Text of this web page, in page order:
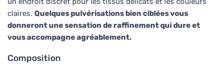
claires. Quelques pulvérisations bien ciblées vous
donneront une sensation de raffinement qui dure et
vous accompagne agréablement.
Composition